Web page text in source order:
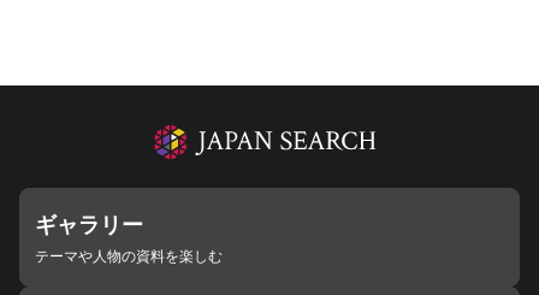
ギャラリー
テーマや人物の資料を楽しむ